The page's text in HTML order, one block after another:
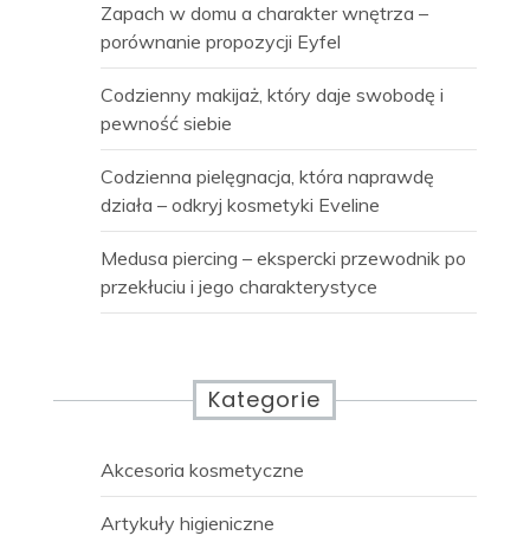
Zapach w domu a charakter wnętrza –
porównanie propozycji Eyfel
Codzienny makijaż, który daje swobodę i
pewność siebie
Codzienna pielęgnacja, która naprawdę
działa – odkryj kosmetyki Eveline
Medusa piercing – ekspercki przewodnik po
przekłuciu i jego charakterystyce
Kategorie
Akcesoria kosmetyczne
Artykuły higieniczne